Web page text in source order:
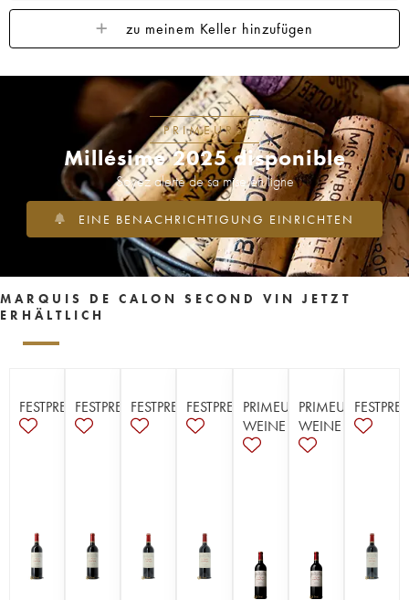
zu meinem Keller hinzufügen
PRIMEURS
Millésime 2025 disponible
Soyez alerté de sa mise en ligne
EINE BENACHRICHTIGUNG EINRICHTEN
MARQUIS DE CALON SECOND VIN JETZT
ERHÄLTLICH
FESTPREISEFESTPREISEFESTPREISEFESTPREISEPRIMEUR-
WEINE
PRIMEUR-
WEINE